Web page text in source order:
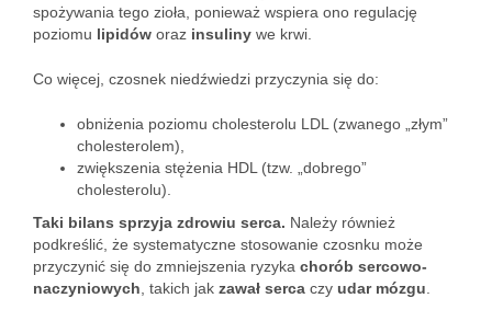
spożywania tego zioła, ponieważ wspiera ono regulację
poziomu lipidów oraz insuliny we krwi.
Co więcej, czosnek niedźwiedzi przyczynia się do:
obniżenia poziomu cholesterolu LDL (zwanego „złym”
cholesterolem),
zwiększenia stężenia HDL (tzw. „dobrego”
cholesterolu).
Taki bilans sprzyja zdrowiu serca. Należy również
podkreślić, że systematyczne stosowanie czosnku może
przyczynić się do zmniejszenia ryzyka chorób sercowo-
naczyniowych , takich jak zawał serca czy udar mózgu